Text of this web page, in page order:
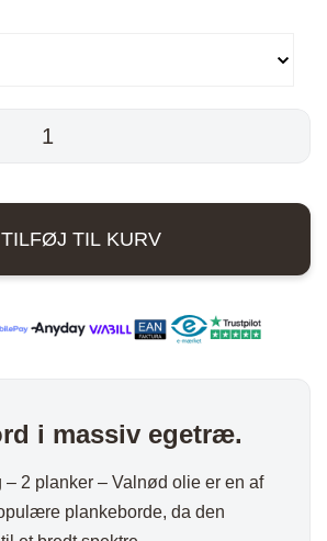
TILFØJ TIL KURV
i massiv egetræ.
– 2 planker – Valnød olie er en af
plankeborde, da den